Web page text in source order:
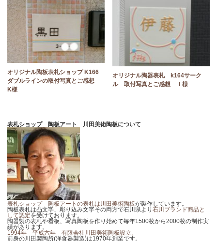
オリジナル陶板表札ショップ K166
ダブルラインの取付写真とご感想
K様
オリジナル陶器表札 k164サーク
ル 取付写真とご感想 Ｉ様
表札ショップ 陶板アート 川田美術陶板について
表札ショップ 陶板アートの表札は川田美術陶板が製作しています。
陶板表札は凸文字、彫り込み文字その両方で石川県より 石川ブランド商品と
して認定を受けております。
陶器製の表札や看板、写真陶板を作り始めて毎年1500枚から2000枚の制作実
績があります。
1994年 平成六年 有限会社川田美術陶板設立。
前身の川田製陶所(洋食器製造)は1970年創業です。